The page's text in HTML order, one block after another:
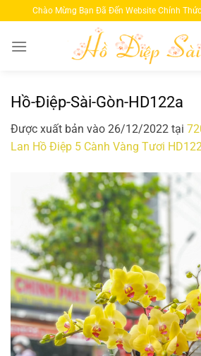
qua
nội
Chào Mừng Bạn Đã Đến Website Chính
Hồ-Điệp-Sài-Gòn-HD122a
Được xuất bản vào 26/12/2022 tại
Lan Hồ Điệp 5 Cành Vàng Tươi